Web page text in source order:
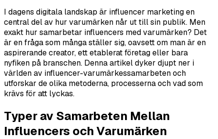
I dagens digitala landskap är influencer marketing en
central del av hur varumärken når ut till sin publik. Men
exakt hur samarbetar influencers med varumärken? Det
är en fråga som många ställer sig, oavsett om man är en
aspirerande creator, ett etablerat företag eller bara
nyfiken på branschen. Denna artikel dyker djupt ner i
världen av influencer-varumärkessamarbeten och
utforskar de olika metoderna, processerna och vad som
krävs för att lyckas.
Typer av Samarbeten Mellan
Influencers och Varumärken